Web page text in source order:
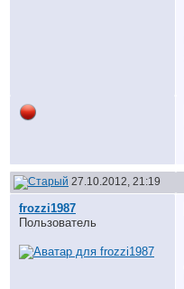
27.10.2012, 21:19
frozzi1987
Пользователь